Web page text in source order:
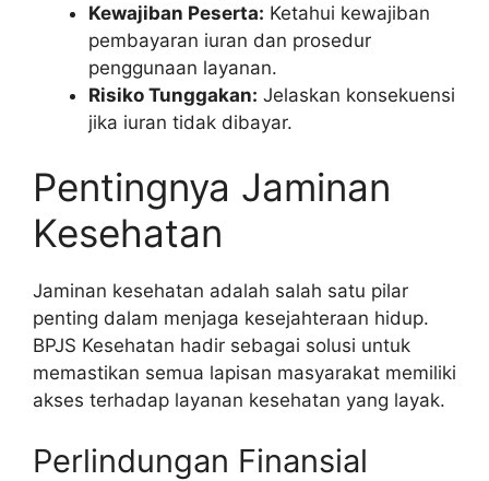
Kewajiban Peserta: Ketahui kewajiban
pembayaran iuran dan prosedur
penggunaan layanan.
Risiko Tunggakan: Jelaskan konsekuensi
jika iuran tidak dibayar.
Pentingnya Jaminan
Kesehatan
Jaminan kesehatan adalah salah satu pilar
penting dalam menjaga kesejahteraan hidup.
BPJS Kesehatan hadir sebagai solusi untuk
memastikan semua lapisan masyarakat memiliki
akses terhadap layanan kesehatan yang layak.
Perlindungan Finansial